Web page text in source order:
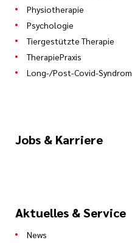
Physiotherapie
Psychologie
Tiergestützte Therapie
TherapiePraxis
Long-/Post-Covid-Syndrom
Jobs & Karriere
Aktuelles & Service
News